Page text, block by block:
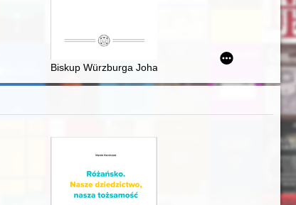
władz na uchodźstwie (1939-1945)
Piotrem Tomczykiem w 70. rocznicę założenia Łódzkiego
Biskup Würzburga Johann Philipp von Schönborn